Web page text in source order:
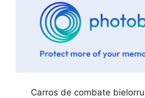
Carros de combate